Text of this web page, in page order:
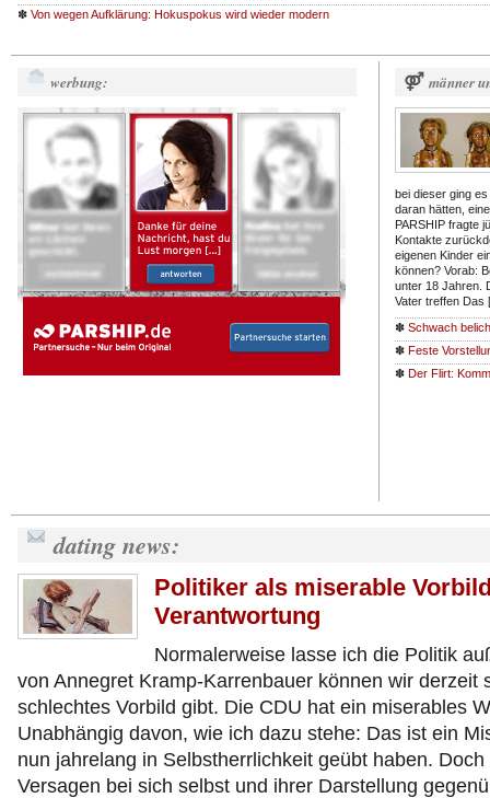
✽ Von wegen Aufklärung: Hokuspokus wird wieder modern
werbung: ⚤ männer
bei dieser ging
daran hätten,
PARSHIP fragte
Kontakte
eigenen Kinder
können? Vorab:
unter 18 Jahren.
Vater treffen
✽ Schwach
✽ Feste
✽ Der Flirt:
dating news:
Politiker als miserable
Verantwortung
Normalerweise lasse ich die Politik
von Annegret Kramp-Karrenbauer können wir derzeit
schlechtes Vorbild gibt. Die CDU hat ein miserables
Unabhängig davon, wie ich dazu stehe: Das ist ein
nun jahrelang in Selbstherrlichkeit geübt haben.
Versagen bei sich selbst und ihrer Darstellung